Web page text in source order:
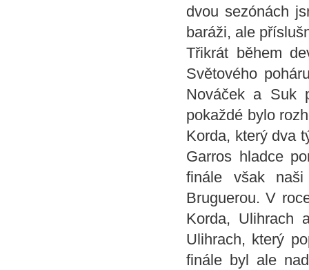
dvou sezónách
baráži, ale
Třikrát během
Světového
Nováček a Suk
pokaždé bylo
Korda, který dva
Garros hladce
finále však
Bruguerou. V
Korda, Ulihrach
Ulihrach, který
finále byl ale